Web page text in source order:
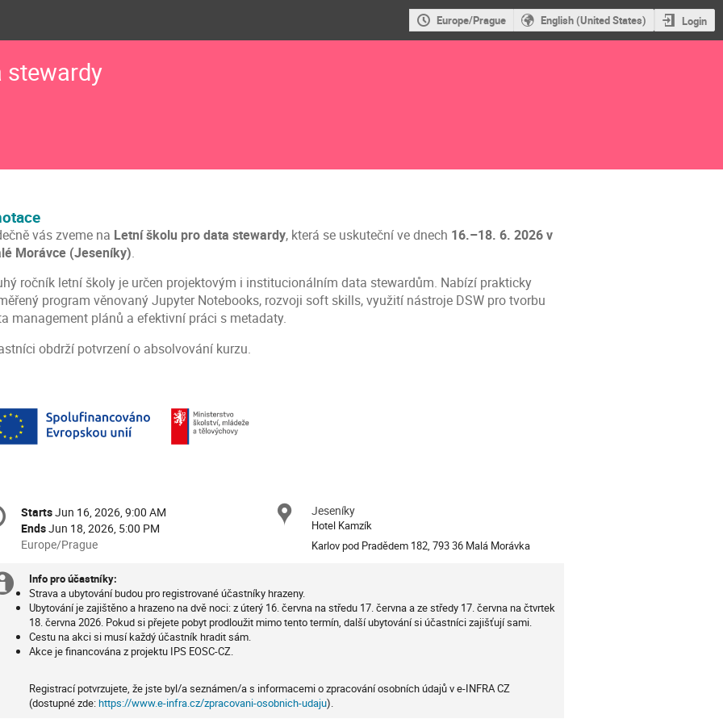
Europe/Prague English (United States) Login
stewardy
vás zveme na Letní školu pro data stewardy, která se uskuteční ve dnech 16.–18. 6. 2026 v
Morávce (Jeseníky).
ročník letní školy je určen projektovým i institucionálním data stewardům. Nabízí prakticky
program věnovaný Jupyter Notebooks, rozvoji soft skills, využití nástroje DSW pro tvorbu
management plánů a efektivní práci s metadaty.
obdrží potvrzení o absolvování kurzu.
Date/Time
StartsJun 16, 2026, 9:00 AM
EndsJun 18, 2026, 5:00 PM
All
are
in
Europe/Prague
Europe/Prague
Location
Jeseníky
Hotel Kamzík
Karlov pod Pradědem 182, 793 36 Malá Morávka
Extra
information
Info pro účastníky:
Strava a ubytování budou pro registrované účastníky hrazeny.
Ubytování je zajištěno a hrazeno na dvě noci: z úterý 16. června na středu 17. června a ze středy 17. června na čtvrtek
18. června 2026. Pokud si přejete pobyt prodloužit mimo tento termín, další ubytování si účastníci zajišťují sami.
Cestu na akci si musí každý účastník hradit sám.
Akce je financována z projektu IPS EOSC-CZ.
Registrací potvrzujete, že jste byl/a seznámen/a s informacemi o zpracování osobních údajů v e-INFRA CZ
(dostupné zde:https://www.e-infra.cz/zpracovani-osobnich-udaju).